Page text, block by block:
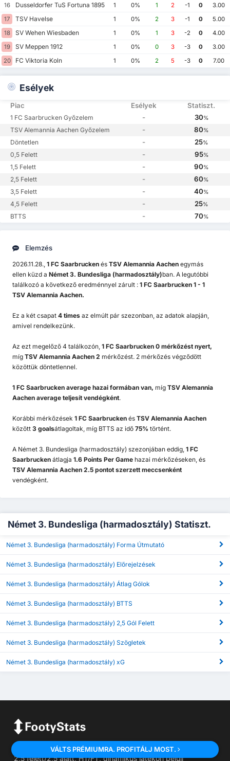
16
Dusseldorfer TuS Fortuna 1895 1 0% 1 2 -1 0
3.00
17
TSV Havelse 1 0% 2 3 -1 0
5.00
18
SV Wehen Wiesbaden 1 0% 1 3 -2 0
4.00
19
SV Meppen 1912 1 0% 0 3 -3 0
3.00
20
FC Viktoria Koln 1 0% 2 5 -3 0 7.00
Esélyek
Piac Esélyek Statiszt.
1 FC Saarbrucken Győzelem - 30%
TSV Alemannia Aachen Győzelem - 80%
Döntetlen - 25%
0,5 Felett - 95%
1,5 Felett - 90%
2,5 Felett - 60%
3,5 Felett - 40%
4,5 Felett - 25%
BTTS - 70%
Elemzés
2026.11.28., 1 FC Saarbrucken és TSV Alemannia Aachen egymás
ellen küzd a Német 3. Bundesliga (harmadosztály)ban. A legutóbbi
találkozó a következő eredménnyel zárult : 1 FC Saarbrucken 1 - 1
TSV Alemannia Aachen.
Ez a két csapat 4 times az elmúlt pár szezonban, az adatok alapján,
amivel rendelkezünk.
Az ezt megelőző 4 találkozón, 1 FC Saarbrucken 0 mérkőzést nyert,
míg TSV Alemannia Aachen 2 mérkőzést. 2 mérkőzés végződött
közöttük döntetlennel.
1 FC Saarbrucken average hazai formában van, míg TSV Alemannia
Aachen average teljesít vendégként.
Korábbi mérkőzések 1 FC Saarbrucken és TSV Alemannia Aachen
között 3 goalsátlagoltak, míg BTTS az idő 75% történt.
A Német 3. Bundesliga (harmadosztály) szezonjában eddig, 1 FC
Saarbrucken átlagja 1.6 Points Per Game hazai mérkőzéseken, és
TSV Alemannia Aachen 2.5 pontot szerzett meccsenként
vendégként.
Német 3. Bundesliga (harmadosztály) Statiszt.
Német 3. Bundesliga (harmadosztály) Forma Útmutató
Német 3. Bundesliga (harmadosztály) Előrejelzések
Német 3. Bundesliga (harmadosztály) Átlag Gólok
Német 3. Bundesliga (harmadosztály) BTTS
Német 3. Bundesliga (harmadosztály) 2,5 Gól Felett
Német 3. Bundesliga (harmadosztály) Szögletek
Német 3. Bundesliga (harmadosztály) xG
FootyStats a legjobb forrás olyan statisztikákra, mint Gólok,
2,5 felett/2,5 alatt, HT/FT, dinamikus játékon belüli
VÁLTS PRÉMIUMRA. PROFITÁLJ MOST.